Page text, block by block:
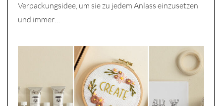
Verpackungsidee, um sie zu jedem Anlass einzusetzen
und immer…